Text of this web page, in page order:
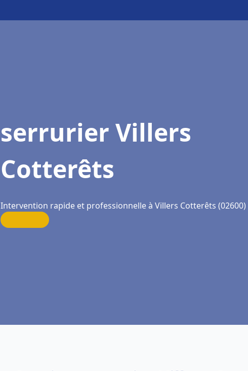
serrurier Villers
Cotterêts
Intervention rapide et professionnelle à Villers Cotterêts (02600)